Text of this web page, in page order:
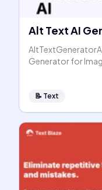
Alt Text AI
Generator for
📝 Text